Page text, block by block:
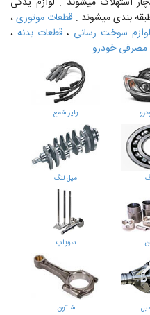
بندی میشوند : قطعات موتوری،
لوازم سوخت رسانی ، قطعات بدنه ،
مصرفی خودرو .
وایر شمع
میل لنگ
سوپاپ
شاتون